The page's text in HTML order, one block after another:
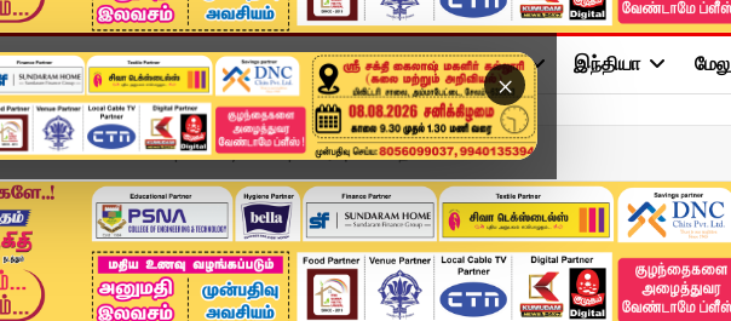
×
அண்மை தமிழ்நாடு சினிமா அரசியல் விளையாட்டு இந்தியா
SPEED NEWS TAMIL | 25 May 2026 | விரைவுச் செய்த...